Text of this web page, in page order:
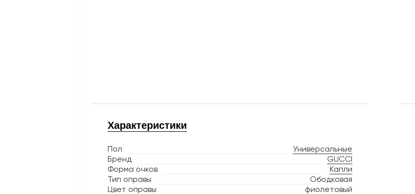
Характеристики
Пол
Универсальные
Бренд
GUCCI
Форма очков
Капли
Тип оправы
Ободковая
Цвет оправы
фиолетовый